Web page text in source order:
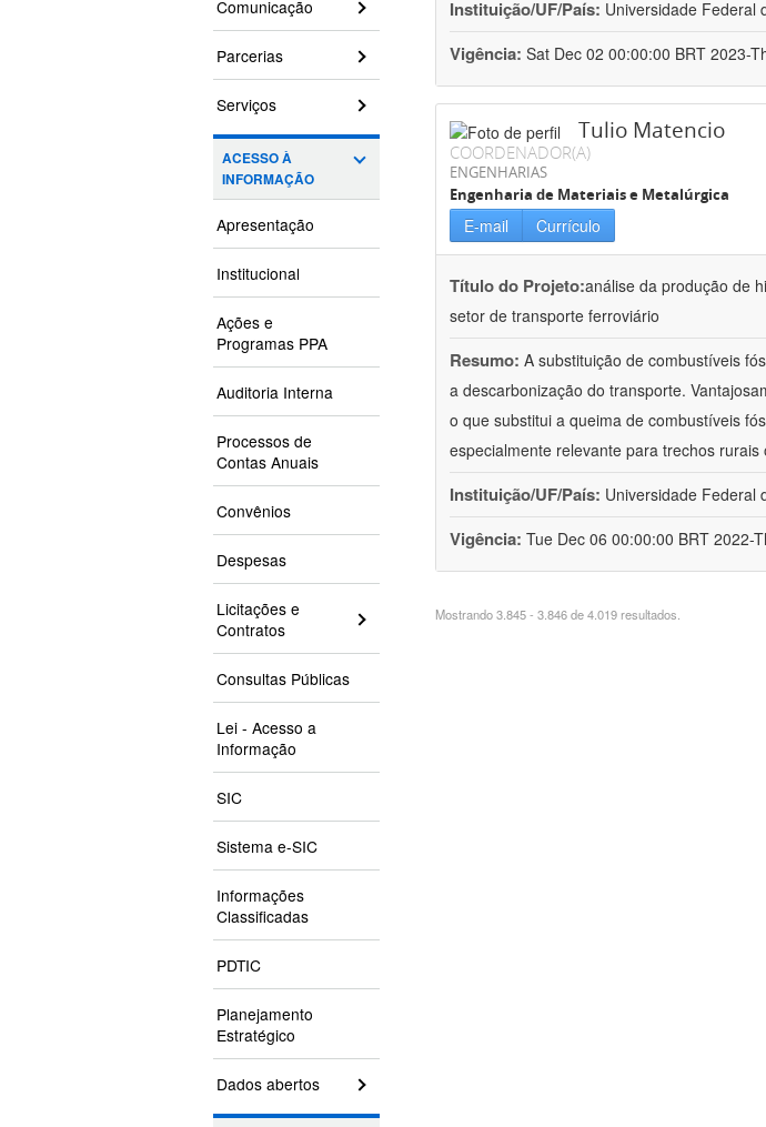
Comunicação
Parcerias
Serviços
ACESSO À
INFORMAÇÃO
Apresentação
Institucional
Ações e
Programas PPA
Auditoria Interna
Processos de
Contas Anuais
Convênios
Despesas
Licitações e
Contratos
Consultas Públicas
Lei - Acesso a
Informação
SIC
Sistema e-SIC
Informações
Classificadas
PDTIC
Planejamento
Estratégico
Dados abertos
Instituição/UF/País: Universidade Federal
Vigência: Sat Dec 02 00:00:00 BRT 2023-
Tulio Matencio
COORDENADOR(A)
ENGENHARIAS
Engenharia de Materiais e Metalúrgica
E-mail Currículo
Título do Projeto:análise da produção de
setor de transporte ferroviário
Resumo: A substituição de combustíveis
a descarbonização do transporte.
o que substitui a queima de combustíveis
especialmente relevante para trechos
Instituição/UF/País: Universidade Federal
Vigência: Tue Dec 06 00:00:00 BRT 2022-
Mostrando 3.845 - 3.846 de 4.019 resultados.